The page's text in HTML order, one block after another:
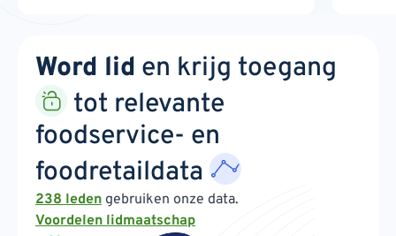
Word lid en krijg toegang
tot relevante
foodservice- en
foodretaildata
238 leden gebruiken onze data.
Voordelen lidmaatschap